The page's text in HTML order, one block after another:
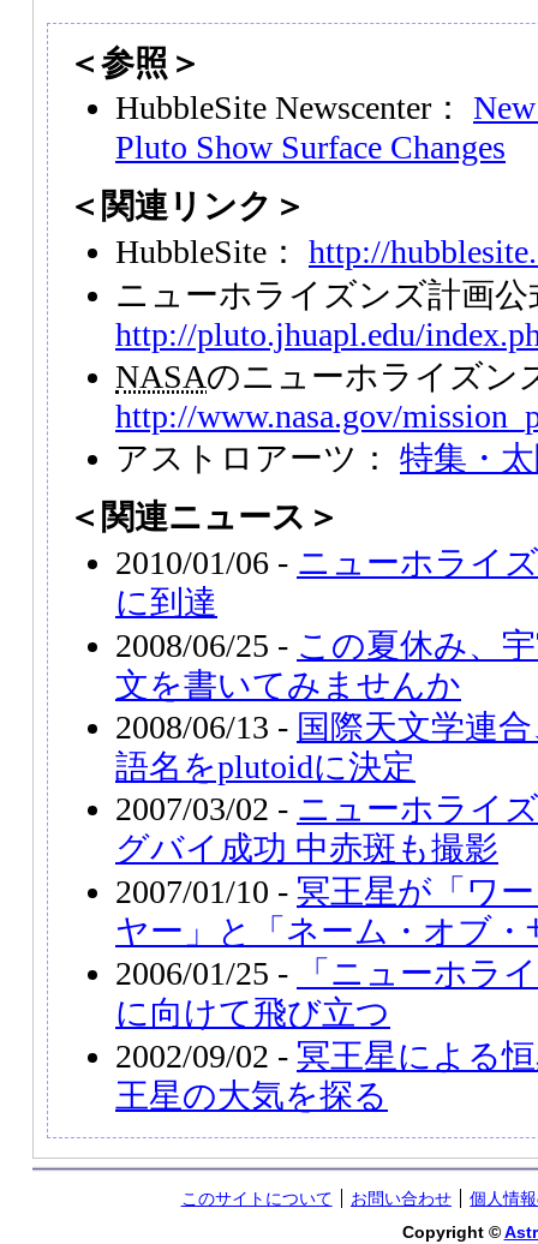
＜参照＞
HubbleSite Newscenter：
Pluto Show Surface Changes
＜関連リンク＞
HubbleSite： http://
ニューホライズンズ計画
http://pluto.jhuapl.edu/
NASAのニューホライズン
http://www.nasa.gov/
アストロアーツ： 特集・
＜関連ニュース＞
2010/01/06 - ニューホライ
に到達
2008/06/25 - この夏休み、
文を書いてみませんか
2008/06/13 - 国際天文学連
語名をplutoidに決定
2007/03/02 - ニューホライ
グバイ成功 中赤斑も撮影
2007/01/10 - 冥王星が「ワ
ヤー」と「ネーム・オブ
2006/01/25 -
「ニューホラ
に向けて飛び立つ
2002/09/02 - 冥王星による
王星の大気を探る
このサイトについて お問い合わせ
個人情
Copyright ©